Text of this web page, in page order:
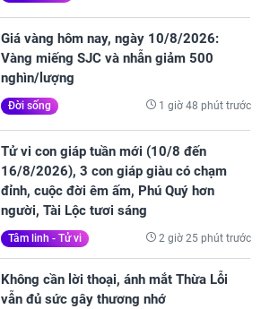
Giá vàng hôm nay, ngày 10/8/2026:
Vàng miếng SJC và nhẫn giảm 500
nghìn/lượng
Đời sống 1 giờ 48 phút trước
Tử vi con giáp tuần mới (10/8 đến
16/8/2026), 3 con giáp giàu có chạm
đỉnh, cuộc đời êm ấm, Phú Quý hơn
người, Tài Lộc tươi sáng
Tâm linh - Tử vi 2 giờ 25 phút trước
Không cần lời thoại, ánh mắt Thừa Lỗi
vẫn đủ sức gây thương nhớ